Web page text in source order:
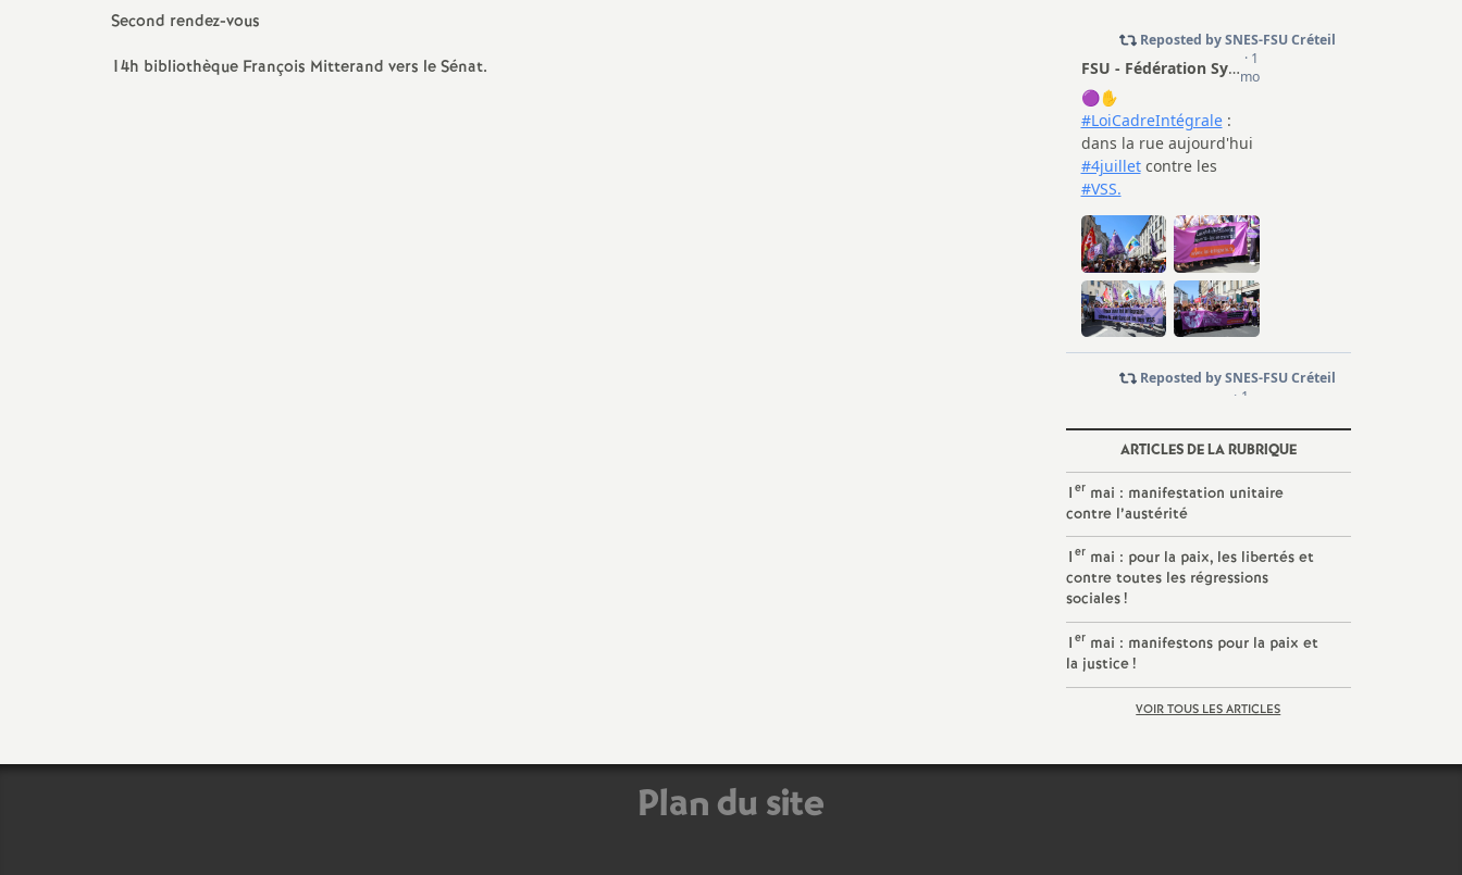
e
Second rendez-vous
14h bibliothèque François Mitterand vers le Sénat.
ARTICLES DE LA RUBRIQUE
1ermai : manifestation unitaire
contre l’austérité
1ermai : pour la paix, les libertés et
contre toutes les régressions
sociales!
1ermai : manifestons pour la paix et
la justice!
VOIR TOUS LES ARTICLES
Plan du site